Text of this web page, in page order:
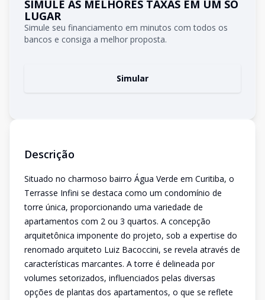
SIMULE AS MELHORES TAXAS EM UM SÓ
LUGAR
Simule seu financiamento em minutos com todos os
bancos e consiga a melhor proposta.
Simular
Descrição
Situado no charmoso bairro Água Verde em Curitiba, o
Terrasse Infini se destaca como um condomínio de
torre única, proporcionando uma variedade de
apartamentos com 2 ou 3 quartos. A concepção
arquitetônica imponente do projeto, sob a expertise do
renomado arquiteto Luiz Bacoccini, se revela através de
características marcantes. A torre é delineada por
volumes setorizados, influenciados pelas diversas
opções de plantas dos apartamentos, o que se reflete